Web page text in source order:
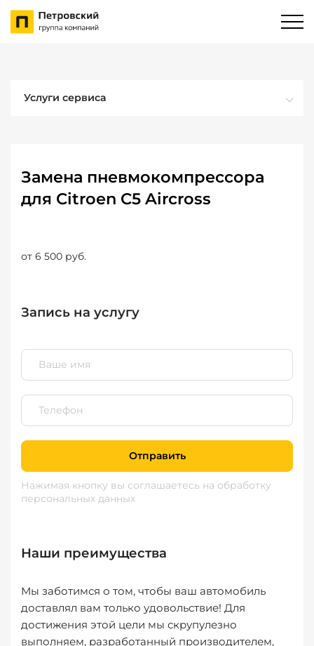
Услуги сервиса
Замена пневмокомпрессора
для Citroen C5 Aircross
от 6 500 руб.
Запись на услугу
Отправить
Нажимая кнопку вы соглашаетесь на обработку
персональных данных
Наши преимущества
Мы заботимся о том, чтобы ваш автомобиль
доставлял вам только удовольствие! Для
достижения этой цели мы скрупулезно
выполняем, разработанный производителем,